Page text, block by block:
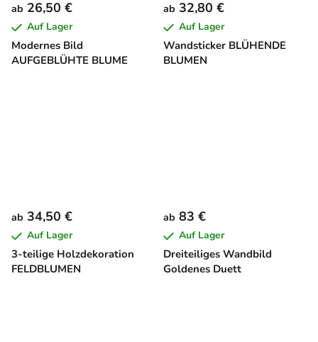
Modernes Bild
AUFGEBLÜHTE BLUME
ab 26,50 €
Auf Lager
Wandsticker BLÜHENDE
BLUMEN
ab 32,80 €
Auf Lager
3-teilige Holzdekoration
FELDBLUMEN
ab 34,50 €
Auf Lager
Dreiteiliges Wandbild
Goldenes Duett
ab 83 €
Auf Lager